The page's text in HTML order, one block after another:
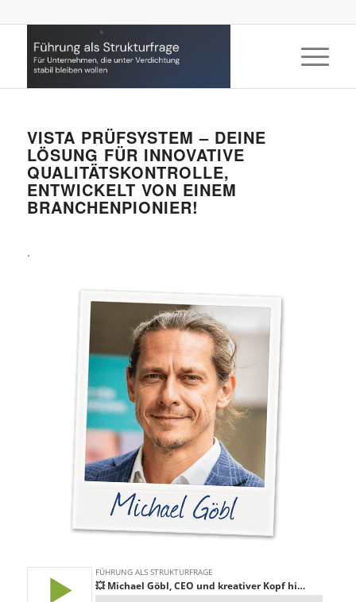
VISTA PRÜFSYSTEM – DEINE
LÖSUNG FÜR INNOVATIVE
QUALITÄTSKONTROLLE,
ENTWICKELT VON EINEM
BRANCHENPIONIER!
.